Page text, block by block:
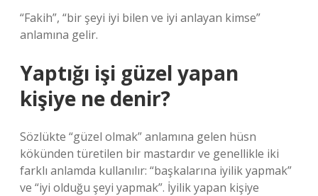
“Fakih”, “bir şeyi iyi bilen ve iyi anlayan kimse”
anlamına gelir.
Yaptığı işi güzel yapan
kişiye ne denir?
Sözlükte “güzel olmak” anlamına gelen hüsn
kökünden türetilen bir mastardır ve genellikle iki
farklı anlamda kullanılır: “başkalarına iyilik yapmak”
ve “iyi olduğu şeyi yapmak”. İyilik yapan kişiye